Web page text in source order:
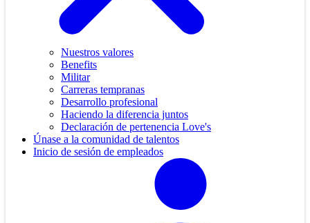
Nuestros valores
Benefits
Militar
Carreras tempranas
Desarrollo profesional
Haciendo la diferencia juntos
Declaración de pertenencia Love's
Únase a la comunidad de talentos
Inicio de sesión de empleados